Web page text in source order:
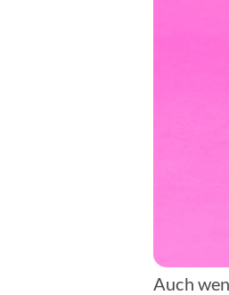
Auch